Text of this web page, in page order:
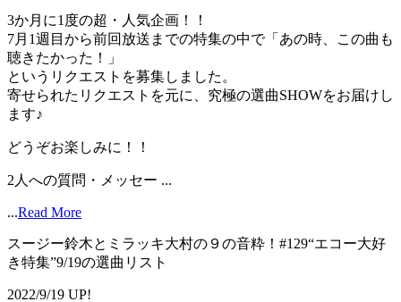
3か月に1度の超・人気企画！！
7月1週目から前回放送までの特集の中で「あの時、この曲も
聴きたかった！」
というリクエストを募集しました。
寄せられたリクエストを元に、究極の選曲SHOWをお届けし
ます♪
どうぞお楽しみに！！
2人への質問・メッセー ...
...Read More
スージー鈴木とミラッキ大村の９の音粋！#129“エコー大好
き特集”9/19の選曲リスト
2022/9/19 UP!